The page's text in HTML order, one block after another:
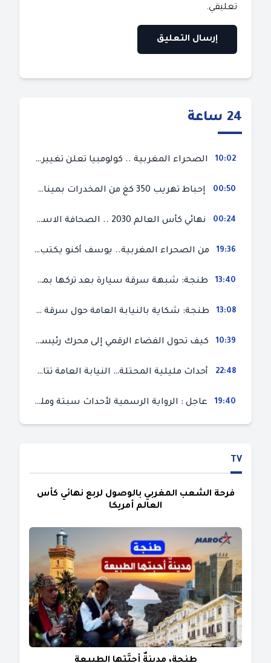
تعليقي.
24 ساعة
10:02 الصحراء المغربية .. كولومبيا تعلن تغييرا في موقفها وتعترف بسيادة المغرب على صحرائه
00:50 إحباط تهريب 350 كغ من المخدرات بميناء طنجة المتوسط
00:24 نهائي كأس العالم 2030 .. الصحافة الاسبانية قلقة من حسم الملف لصالح المغرب و”تتهم رئيس الفيفا”
19:36 من الصحراء المغربية.. يوسف أكنو يكتب عن أزمة سبتة المحتلة ويؤكد ان الهجرة السرية ليست حلا وبناء الوطن هو الخيار الأفضل
13:40 طنجة: شبهة سرقة سيارة بعد تركها بمحل ميكانيك للإصلاح
13:08 طنجة: شكاية بالنيابة العامة حول سرقة سيارة تركها صاحبها بمحل ميكانيك للإصلاح
10:39 كيف تحول الفضاء الرقمي إلى محرك رئيسي لأحداث الهجرة في سبتة؟
22:48 أحداث مليلية المحتلة… النيابة العامة تتابع 50 متورطا في محاولة اقتحام السياح الحدودي بتهم ثقيلة
19:40 عاجل : الرواية الرسمية لأحداث سبتة ومليلية المحتلتين (وزارة الداخلية)
TV
فرحة الشعب المغربي بالوصول لربع نهائي كأس
العالم أمريكا
طنجة، مدينةٌ أحبَّتها الطبيعة